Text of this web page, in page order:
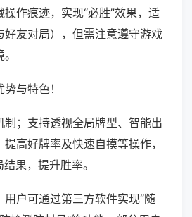
作痕迹，实现“必胜”效果，适
好友对局），但需注意遵守游戏
与特色！
制；支持透视全局牌型、智能出
高好牌率及快速自摸等操作，
果，提升胜率。
户可通过第三方软件实现“随